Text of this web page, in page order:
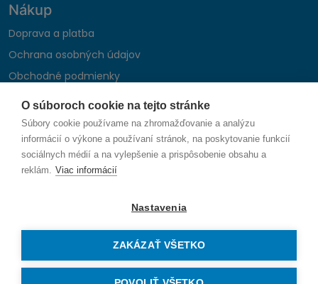
O súboroch cookie na tejto stránke
Súbory cookie používame na zhromažďovanie a analýzu
informácií o výkone a používaní stránok, na poskytovanie funkcií
sociálnych médií a na vylepšenie a prispôsobenie obsahu a
reklám. Viac informácií
Nastavenia
ZAKÁZAŤ VŠETKO
Nákup
Doprava a platba
Ochrana osobných údajov
Obchodné podmienky
Reklamačný poriadok
Montáž autohifi
Formulár na odstúpenie od zmluvy
Sledujte nás
Vytvorené na mieru oddenva.sk